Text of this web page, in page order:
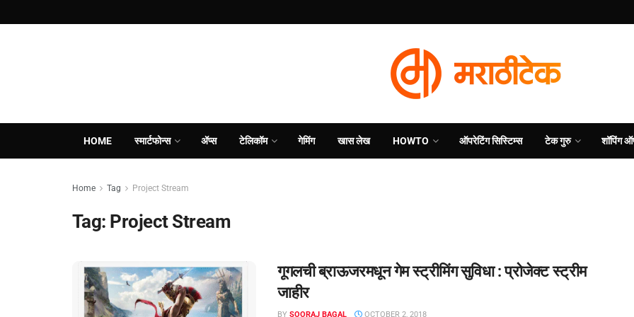
HOME स्मार्टफोन्स ॲप्स टेलिकॉम गेमिंग खास लेख HOWTO ऑपरेटिंग सिस्टिम्स टेक गुरु शॉपिंग
Home Tag Project Stream
Tag: Project Stream
गूगलची ब्राऊजरमधून गेम स्ट्रीमिंग सुविधा : प्रोजेक्ट स्ट्रीम
जाहीर
BY SOORAJ BAGAL OCTOBER 2, 2018